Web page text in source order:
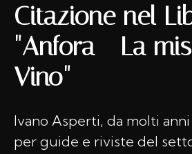
Citazione nel
"Anfora - La
Vino"
Ivano Asperti, da molti
per guide e riviste del